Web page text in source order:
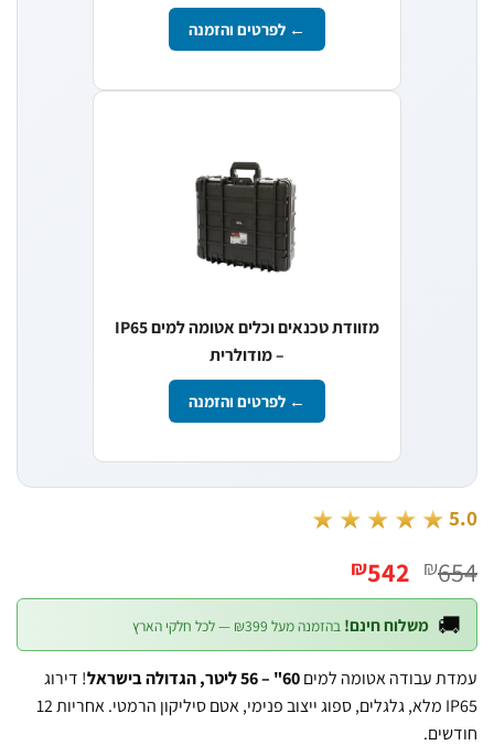
← לפרטים והזמנה
מזוודת טכנאים וכלים אטומה למים IP65
– מודולרית
← לפרטים והזמנה
★★★★★
₪ המחיר
המקורי
היה:
₪654.
₪542 המחיר
הנוכחי
הוא:
₪542.
משלוח חינם! בהזמנה מעל ₪399 — לכל חלקי הארץ
עבודה אטומה למים 60" – 56 ליטר, הגדולה בישראל
! דירוג
IP65 מלא, גלגלים, ספוג ייצוב פנימי, אטם סיליקון הרמטי. אחריות 12